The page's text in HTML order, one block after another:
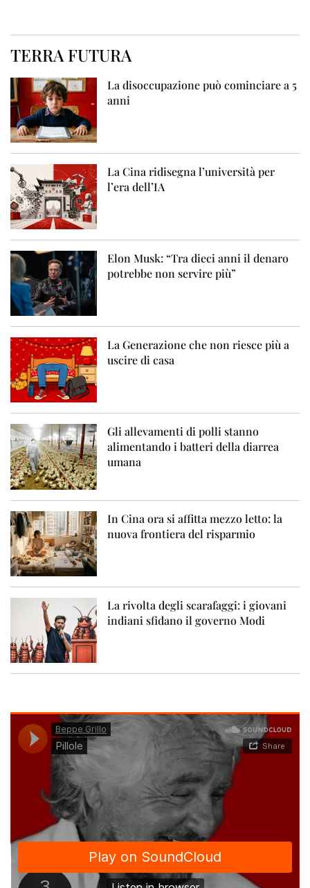
TERRA FUTURA
La disoccupazione può cominciare a 5
anni
La Cina ridisegna l’università per
l’era dell’IA
Elon Musk: “Tra dieci anni il denaro
potrebbe non servire più”
La Generazione che non riesce più a
uscire di casa
Gli allevamenti di polli stanno
alimentando i batteri della diarrea
umana
In Cina ora si affitta mezzo letto: la
nuova frontiera del risparmio
La rivolta degli scarafaggi: i giovani
indiani sfidano il governo Modi